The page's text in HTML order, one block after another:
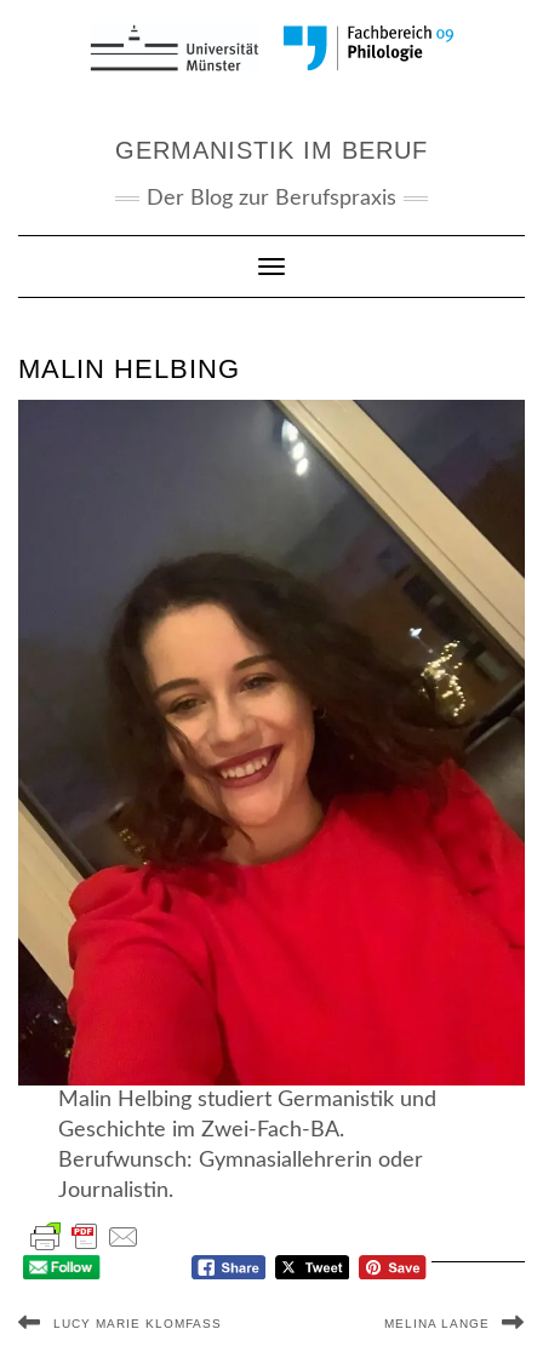
GERMANISTIK IM BERUF
Der Blog zur Berufspraxis
Toggle Navigation
MALIN HELBING
Malin Helbing studiert Germanistik und
Geschichte im Zwei-Fach-BA.
Berufwunsch: Gymnasiallehrerin oder
Journalistin.
LUCY MARIE KLOMFASS MELINA LANGE